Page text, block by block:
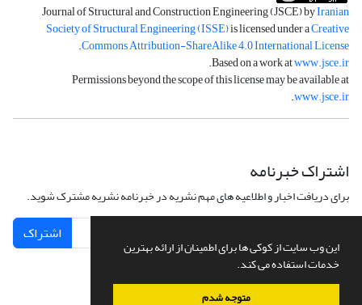
این وب سایت از کوکی ها برای اطمینان از ارائه بهترین
خدمات استفاده می کند.
متوجه شدم
Journal of Structural and Construction Engineering (JSCE) byIranian
Society of Structural Engineering (ISSE)is licensed under aCreative
Commons Attribution-ShareAlike 4.0 International License
.
Based on a work atwww.jsce.ir
.
Permissions beyond the scope of this license may be available at
www.jsce.ir
.
اشتراک خبرنامه
برای دریافت اخبار و اطلاعیه های مهم نشریه در خبرنامه نشریه مشترک شوید.
اشتراک